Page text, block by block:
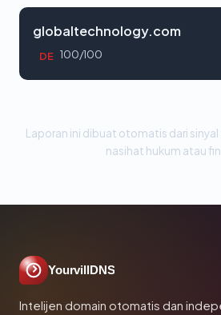
globaltechnology.com
DE 100/100
Laporan ini dibuat otomatis dari sinyal
nasihat hukum atau
YourvillDNS
Intelijen domain otomatis dan